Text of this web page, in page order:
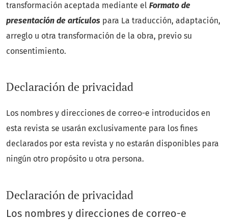
transformación aceptada mediante el Formato de
presentación de artículos para La traducción, adaptación,
arreglo u otra transformación de la obra, previo su
consentimiento.
Declaración de privacidad
Los nombres y direcciones de correo-e introducidos en
esta revista se usarán exclusivamente para los fines
declarados por esta revista y no estarán disponibles para
ningún otro propósito u otra persona.
Declaración de privacidad
Los nombres y direcciones de correo-e